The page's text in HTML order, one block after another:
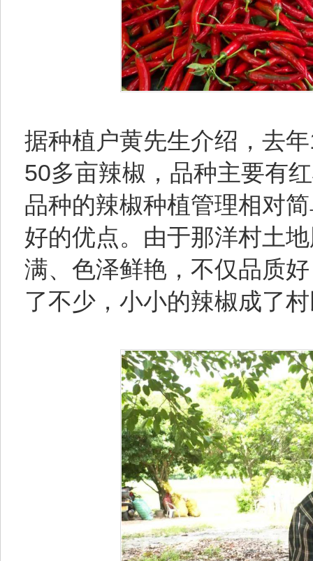
据种植户黄先生介绍，去
50多亩辣椒，品种主要有
品种的辣椒种植管理相对
好的优点。由于那洋村土
满、色泽鲜艳，不仅品质
了不少，小小的辣椒成了村